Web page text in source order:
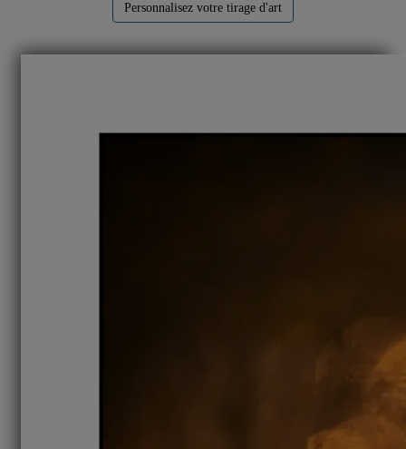
Personnalisez votre tirage d'art